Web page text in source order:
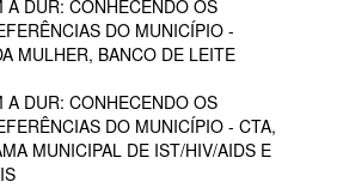
A DUR: CONHECENDO OS
DO MUNICÍPIO -
MULHER, BANCO DE LEITE
A DUR: CONHECENDO OS
DO MUNICÍPIO - CTA,
MUNICIPAL DE IST/HIV/AIDS E